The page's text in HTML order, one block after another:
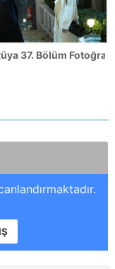
37. Bölüm